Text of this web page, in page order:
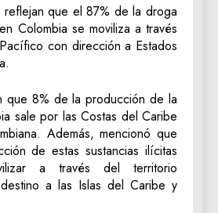
reflejan que el 87% de la droga
Colombia se moviliza a través
con dirección a Estados
que 8% de la producción de la
sale por las Costas del Caribe
Además, mencionó que
de estas sustancias ilícitas
a través del territorio
a las Islas del Caribe y